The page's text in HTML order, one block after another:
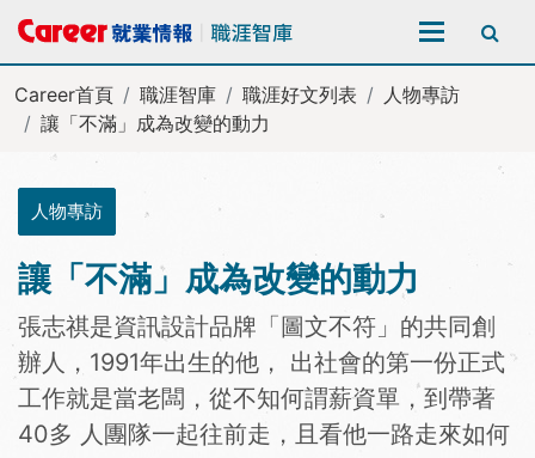
全站搜尋
Career首頁 職涯智庫 職涯好文列表
人物專訪
讓「不滿」成為改變的動力
人物專訪
讓「不滿」成為改變的動力
張志祺是資訊設計品牌「圖文不符」的共同創
辦人，1991年出生的他， 出社會的第一份正式
工作就是當老闆，從不知何謂薪資單，到帶著
40多 人團隊一起往前走，且看他一路走來如何